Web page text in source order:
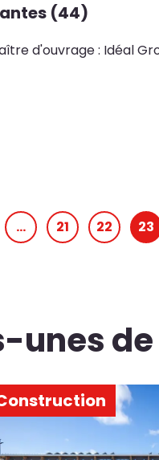
(44)
d'ouvrage : Idéal
… 21 22 23
unes